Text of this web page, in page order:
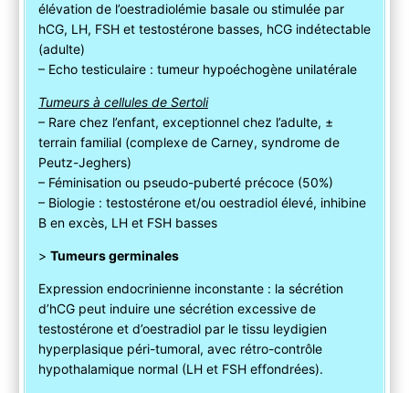
élévation de l’oestradiolémie basale ou stimulée par
hCG, LH, FSH et testostérone basses, hCG indétectable
(adulte)
– Echo testiculaire : tumeur hypoéchogène unilatérale
Tumeurs à cellules de Sertoli
– Rare chez l’enfant, exceptionnel chez l’adulte, ±
terrain familial (complexe de Carney, syndrome de
Peutz-Jeghers)
– Féminisation ou pseudo-puberté précoce (50%)
– Biologie : testostérone et/ou oestradiol élevé, inhibine
B en excès, LH et FSH basses
> Tumeurs germinales
Expression endocrinienne inconstante : la sécrétion
d’hCG peut induire une sécrétion excessive de
testostérone et d’oestradiol par le tissu leydigien
hyperplasique péri-tumoral, avec rétro-contrôle
hypothalamique normal (LH et FSH effondrées).